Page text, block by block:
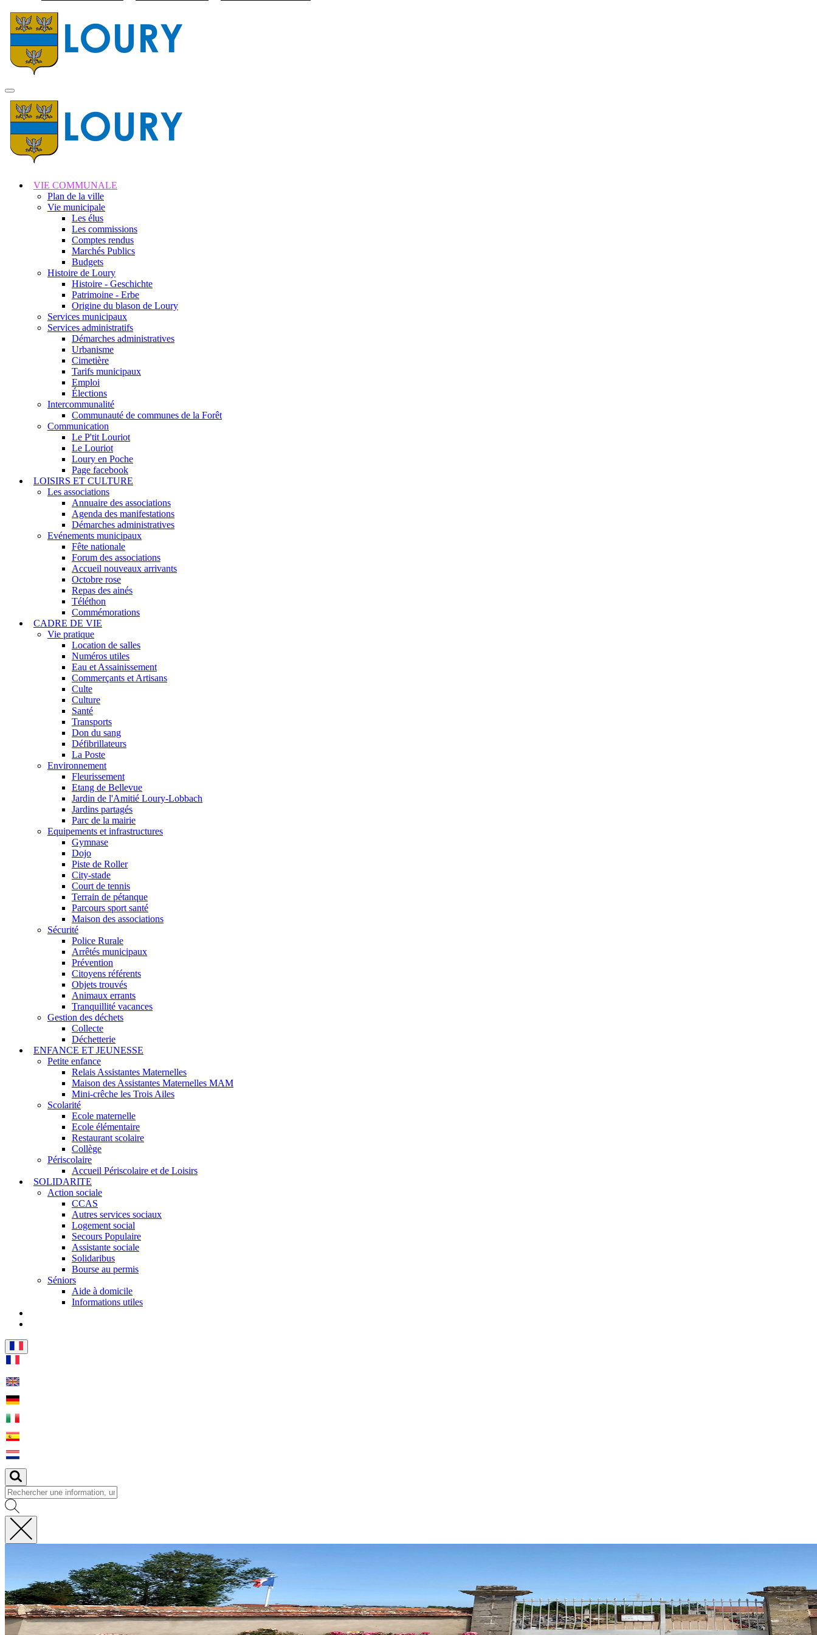
MENU
PRINCIPAL
VIE COMMUNALE
Plan de la ville
Vie municipale
Les élus
Les commissions
Comptes rendus
Marchés Publics
Budgets
Histoire de Loury
Histoire - Geschichte
Patrimoine - Erbe
Origine du blason de Loury
Services municipaux
Services administratifs
Démarches administratives
Urbanisme
Cimetière
Tarifs municipaux
Emploi
Élections
Intercommunalité
Communauté de communes de la Forêt
Communication
Le P'tit Louriot
Le Louriot
Loury en Poche
Page facebook
LOISIRS ET CULTURE
Les associations
Annuaire des associations
Agenda des manifestations
Démarches administratives
Evénements municipaux
Fête nationale
Forum des associations
Accueil nouveaux arrivants
Octobre rose
Repas des ainés
Téléthon
Commémorations
CADRE DE VIE
Vie pratique
Location de salles
Numéros utiles
Eau et Assainissement
Commerçants et Artisans
Culte
Culture
Santé
Transports
Don du sang
Défibrillateurs
La Poste
Environnement
Fleurissement
Etang de Bellevue
Jardin de l'Amitié Loury-Lobbach
Jardins partagés
Parc de la mairie
Equipements et infrastructures
Gymnase
Dojo
Piste de Roller
City-stade
Court de tennis
Terrain de pétanque
Parcours sport santé
Maison des associations
Sécurité
Police Rurale
Arrêtés municipaux
Prévention
Citoyens référents
Objets trouvés
Animaux errants
Tranquillité vacances
Gestion des déchets
Collecte
Déchetterie
ENFANCE ET JEUNESSE
Petite enfance
Relais Assistantes Maternelles
Maison des Assistantes Maternelles MAM
Mini-crêche les Trois Ailes
Scolarité
Ecole maternelle
Ecole élémentaire
Restaurant scolaire
Collège
Périscolaire
Accueil Périscolaire et de Loisirs
SOLIDARITE
Action sociale
CCAS
Autres services sociaux
Logement social
Secours Populaire
Assistante sociale
Solidaribus
Bourse au permis
Séniors
Aide à domicile
Informations utiles
Fermer